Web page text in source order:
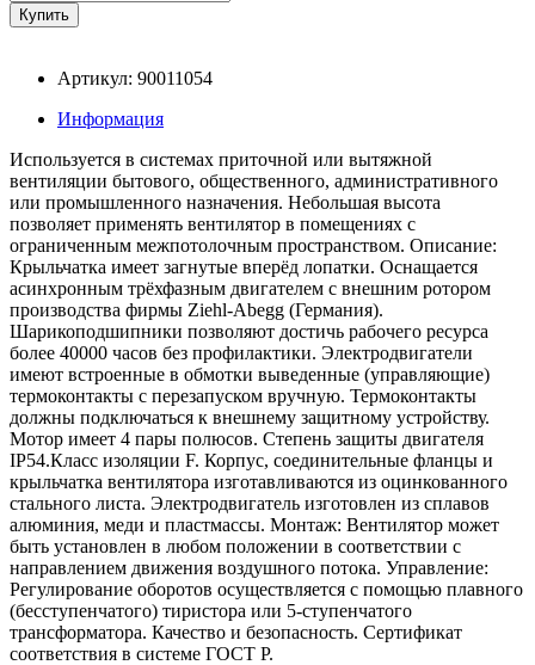
Артикул: 90011054
Информация
Используется в системах приточной или вытяжной
вентиляции бытового, общественного, административного
или промышленного назначения. Небольшая высота
позволяет применять вентилятор в помещениях с
ограниченным межпотолочным пространством. Описание:
Крыльчатка имеет загнутые вперёд лопатки. Оснащается
асинхронным трёхфазным двигателем с внешним ротором
производства фирмы Ziehl-Abegg (Германия).
Шарикоподшипники позволяют достичь рабочего ресурса
более 40000 часов без профилактики. Электродвигатели
имеют встроенные в обмотки выведенные (управляющие)
термоконтакты с перезапуском вручную. Термоконтакты
должны подключаться к внешнему защитному устройству.
Мотор имеет 4 пары полюсов. Степень защиты двигателя
IP54.Класс изоляции F. Корпус, соединительные фланцы и
крыльчатка вентилятора изготавливаются из оцинкованного
стального листа. Электродвигатель изготовлен из сплавов
алюминия, меди и пластмассы. Монтаж: Вентилятор может
быть установлен в любом положении в соответствии с
направлением движения воздушного потока. Управление:
Регулирование оборотов осуществляется с помощью плавного
(бесступенчатого) тиристора или 5-ступенчатого
трансформатора. Качество и безопасность. Сертификат
соответствия в системе ГОСТ Р.